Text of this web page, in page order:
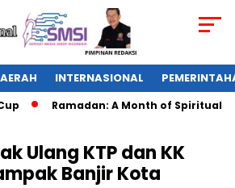
INTERNASIONAL
Ramadan: A Month of Spiritual
Ulang KTP dan KK
Banjir Kota